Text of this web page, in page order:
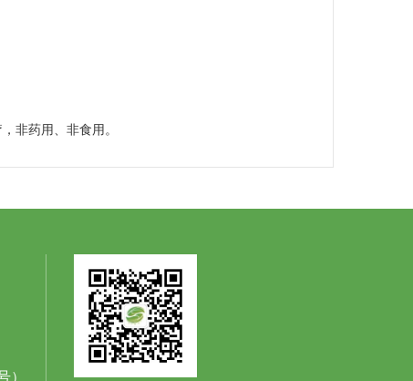
非药用、非食用。
）